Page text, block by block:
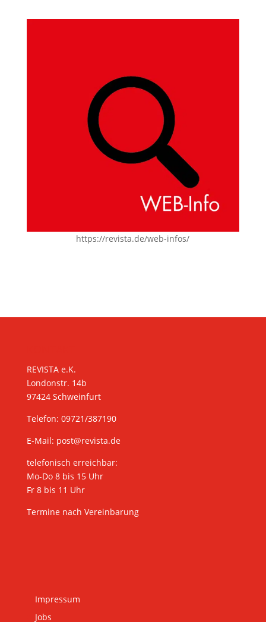
https://revista.de/web-infos/
REVISTA e.K.
Londonstr. 14b
97424 Schweinfurt
Telefon: 09721/387190
E-Mail: post@revista.de
telefonisch erreichbar:
Mo-Do 8 bis 15 Uhr
Fr 8 bis 11 Uhr
Termine nach Vereinbarung
Impressum
Jobs